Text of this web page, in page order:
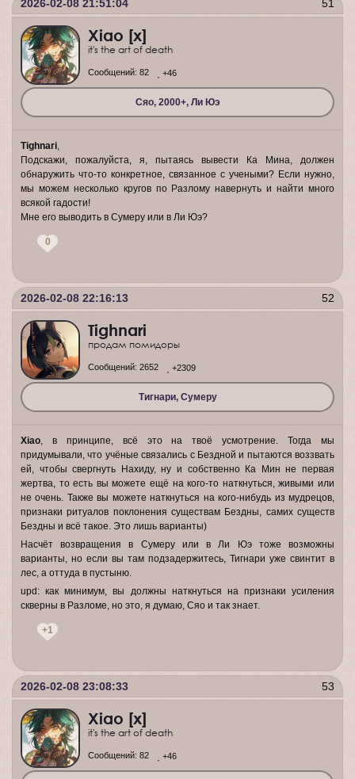
51
2026-02-08 21:51:04
Xiao [x]
it's the art of death
Сяо, 2000+, Ли Юэ
Сообщений: 82 +46
Tighnari,
Подскажи, пожалуйста, я, пытаясь вывести Ка Мина, должен
обнаружить что-то конкретное, связанное с учеными? Если нужно,
мы можем несколько кругов по Разлому навернуть и найти много
всякой гадости!
Мне его выводить в Сумеру или в Ли Юэ?
0
52
2026-02-08 22:16:13
Tighnari
продам помидоры
Тигнари, Сумеру
Сообщений: 2652 +2309
Xiao, в принципе, всё это на твоё усмотрение. Тогда мы
придумывали, что учёные связались с Бездной и пытаются воззвать
ей, чтобы свергнуть Нахиду, ну и собственно Ка Мин не первая
жертва, то есть вы можете ещё на кого-то наткнуться, живыми или
не очень. Также вы можете наткнуться на кого-нибудь из мудрецов,
признаки ритуалов поклонения существам Бездны, самих существ
Бездны и всё такое. Это лишь варианты)
Насчёт возвращения в Сумеру или в Ли Юэ тоже возможны
варианты, но если вы там подзадержитесь, Тигнари уже свинтит в
лес, а оттуда в пустыню.
upd: как минимум, вы должны наткнуться на признаки усиления
скверны в Разломе, но это, я думаю, Сяо и так знает.
+1
53
2026-02-08 23:08:33
Xiao [x]
it's the art of death
Сообщений: 82 +46